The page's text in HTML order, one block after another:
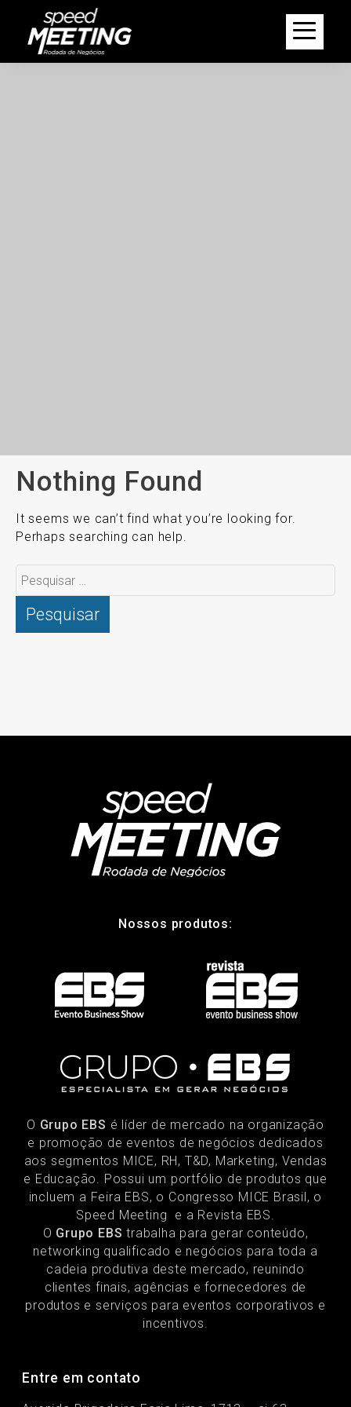
Nothing Found
It seems we can’t find what you’re looking for.
Perhaps searching can help.
Pesquisar
por:
Nossos produtos:
O Grupo EBS é líder de mercado na organização
e promoção de eventos de negócios dedicados
aos segmentos MICE, RH, T&D, Marketing, Vendas
e Educação. Possui um portfólio de produtos que
incluem a Feira EBS, o Congresso MICE Brasil, o
Speed Meeting e a Revista EBS.
O Grupo EBS trabalha para gerar conteúdo,
networking qualificado e negócios para toda a
cadeia produtiva deste mercado, reunindo
clientes finais, agências e fornecedores de
produtos e serviços para eventos corporativos e
incentivos.
Entre em contato